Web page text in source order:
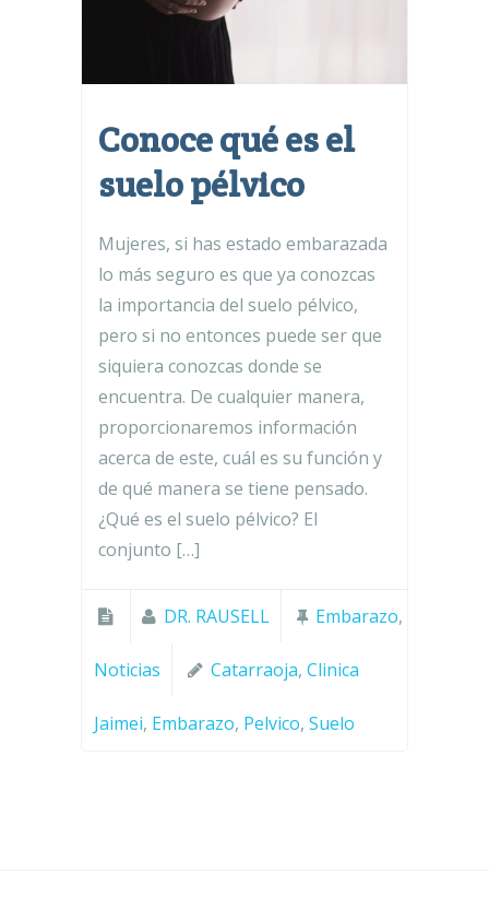
Conoce qué es el
suelo pélvico
Mujeres, si has estado embarazada
lo más seguro es que ya conozcas
la importancia del suelo pélvico,
pero si no entonces puede ser que
siquiera conozcas donde se
encuentra. De cualquier manera,
proporcionaremos información
acerca de este, cuál es su función y
de qué manera se tiene pensado.
¿Qué es el suelo pélvico? El
conjunto […]
DR. RAUSELL Embarazo,
Noticias Catarraoja, Clinica
Jaimei, Embarazo, Pelvico, Suelo